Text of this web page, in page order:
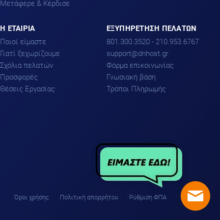
Μετάφερε & Κέρδισε
H ΕΤΑΙΡΙΑ
Ποιοί είμαστε
Γιατί ξεχωρίζουμε
Σχόλια πελατών
Προσφορές
Θέσεις Εργασίας
ΕΞΥΠΗΡΕΤΗΣΗ ΠΕΛΑΤΩΝ
801.300.3520 - 210.953.6767
support
dnhost.gr
Φόρμα επικοινωνίας
Γνωσιακή βάση
Τρόποι Πληρωμής
Όροι χρήσης Πολιτική απορρήτου Ρύθμιση ΦΠΑ